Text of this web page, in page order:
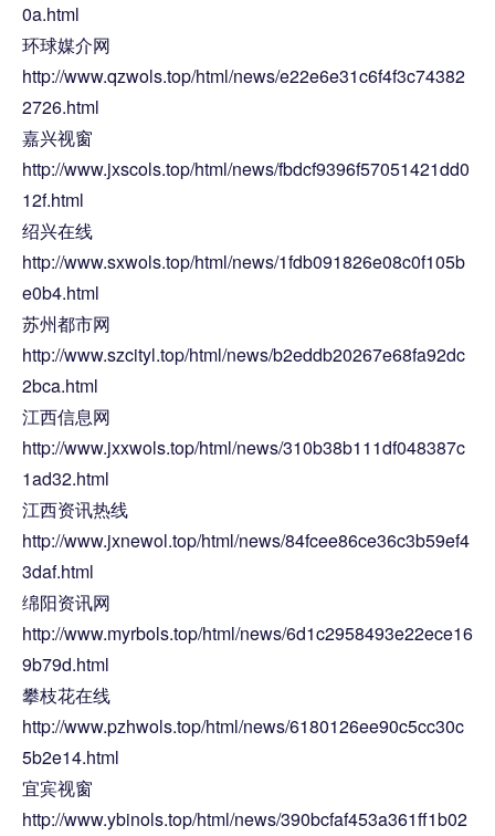
0a.html
环球媒介网
http://www.qzwols.top/html/news/e22e6e31c6f4f3c74382
2726.html
嘉兴视窗
http://www.jxscols.top/html/news/fbdcf9396f57051421dd0
12f.html
绍兴在线
http://www.sxwols.top/html/news/1fdb091826e08c0f105b
e0b4.html
苏州都市网
http://www.szcityl.top/html/news/b2eddb20267e68fa92dc
2bca.html
江西信息网
http://www.jxxwols.top/html/news/310b38b111df048387c
1ad32.html
江西资讯热线
http://www.jxnewol.top/html/news/84fcee86ce36c3b59ef4
3daf.html
绵阳资讯网
http://www.myrbols.top/html/news/6d1c2958493e22ece16
9b79d.html
攀枝花在线
http://www.pzhwols.top/html/news/6180126ee90c5cc30c
5b2e14.html
宜宾视窗
http://www.ybinols.top/html/news/390bcfaf453a361ff1b02